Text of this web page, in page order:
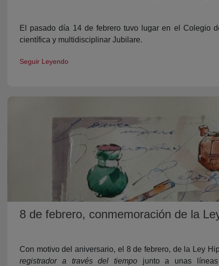
El pasado día 14 de febrero tuvo lugar en el Colegio
científica y multidisciplinar Jubilare.
Seguir Leyendo
8 de febrero, conmemoración de la
Con motivo del aniversario, el 8 de febrero, de la Ley
registrador a través del tiempo junto a unas